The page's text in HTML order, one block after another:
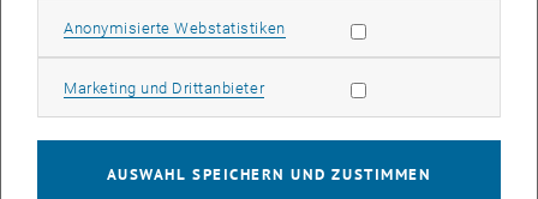
Auszeichnung:Unter den eingereichten Arbeiten wird eine Fachjury
Industrial Management – Preis Wissenschaftliche Arbeiten 2022 ist
Anonymisierte WebstatistikenStatistik Cookies zulassen
Marketing und DrittanbieterMarketing Cookies zulassen
AUSWAHL SPEICHERN UND ZUSTIMMEN